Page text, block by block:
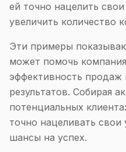
ей точно нацелить
увеличить количество
Эти примеры
может помочь
эффективность продаж
результатов. Собирая
потенциальных
точно нацеливать свои
шансы на успех.